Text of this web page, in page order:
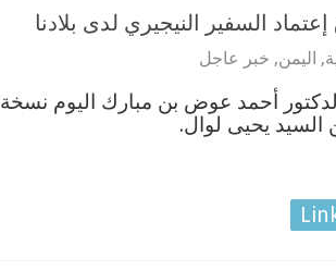
السفير النيجيري لدى بلادنا
, اليمن, خبر عاجل
أحمد عوض بن مبارك اليوم نسخة
السيد يحيى لوال.